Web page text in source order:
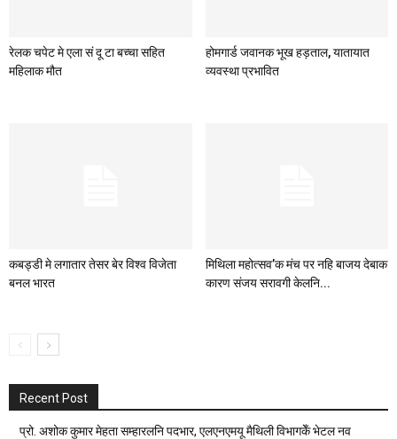
रेलक चपेट मे एला सं दू टा बच्चा सहित
महिलाक मौत
होमगार्ड जवानक भूख हड़ताल, यातायात
व्यवस्था प्रभावित
कबड्डी मे लगातार तेसर बेर विश्व विजेता
बनल भारत
मिथिला महोत्सव’क मंच पर नहि बाजय देबाक
कारण संजय सरावगी केलनि...
Recent Post
प्रो. अशोक कुमार मेहता सम्हारलनि पदभार, एलएनएमयू मैथिली विभागकेँ भेटल नव